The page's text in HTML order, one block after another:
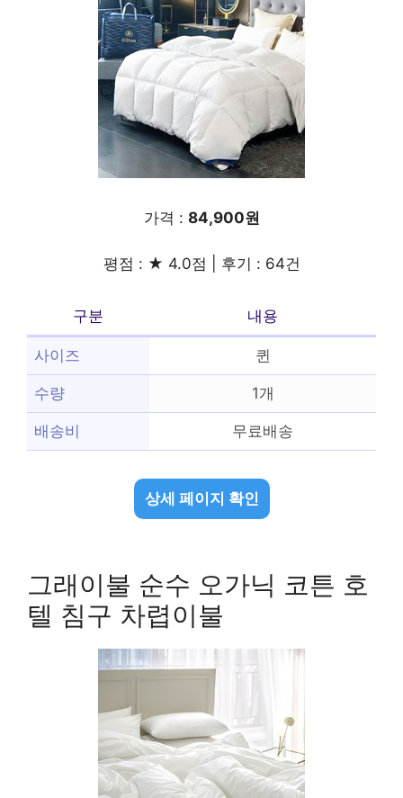
가격 : 84,900원
평점 : ★ 4.0점 | 후기 : 64건
구분 내용
사이즈 퀸
수량 1개
배송비 무료배송
상세 페이지 확인
그래이불 순수 오가닉 코튼 호
텔 침구 차렵이불